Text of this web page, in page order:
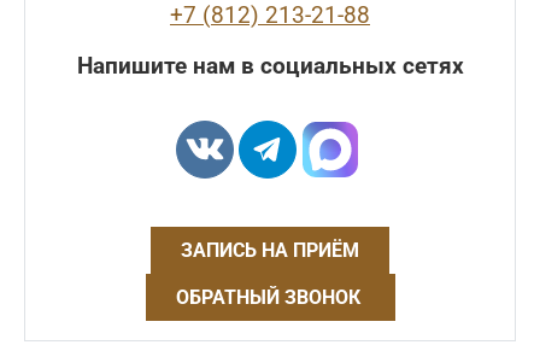
+7 (812) 213-21-88
Напишите нам в социальных сетях
ЗАПИСЬ НА ПРИЁМ
ОБРАТНЫЙ ЗВОНОК